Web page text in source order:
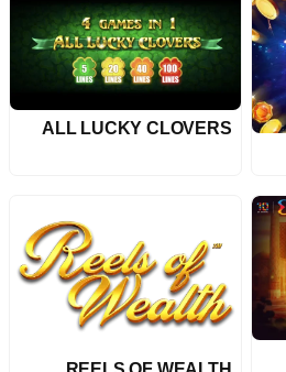
ALL LUCKY CLOVERS